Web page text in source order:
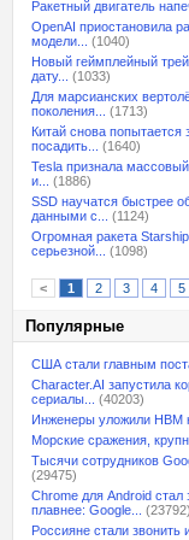
Ракетный двигатель
OpenAI приостановила
модели...
(1040)
Новый геймплейный
дату...
(1033)
Для марсианских
поколения...
(1713)
Китай снова попытается
посадить...
(1640)
Tesla признала
и...
(1886)
SSD научатся быстрее
данными с...
(1124)
Огромная ракета
серьезной...
(1098)
< 1 2 3 4 5
Популярные
США стали главным
Character.AI запустила
сериалы...
(40203)
Инженеры уложили HBM
Морские сражения,
Тысячи сотрудников
(29475)
Chrome для Android стал
плавнее: Google...
(23792)
Россияне стали звонить